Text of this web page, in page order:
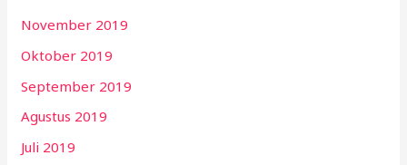
November 2019
Oktober 2019
September 2019
Agustus 2019
Juli 2019